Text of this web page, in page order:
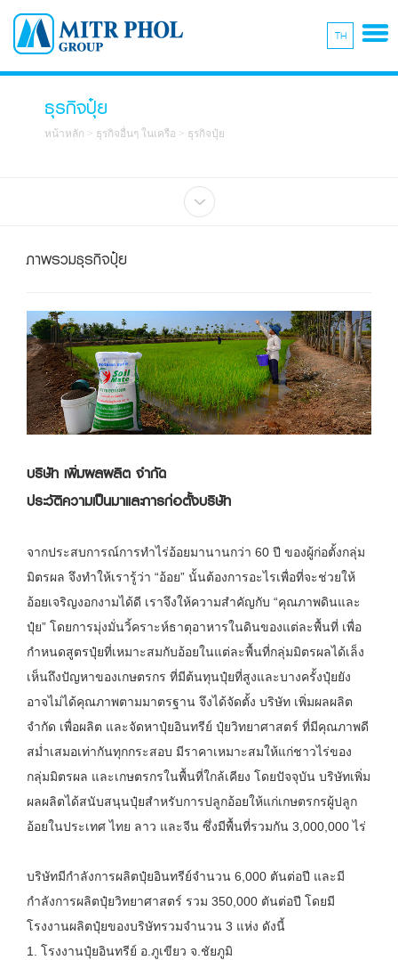
TH
ธุรกิจปุ๋ย
หน้าหลัก > ธุรกิจอื่นๆ ในเครือ > ธุรกิจปุ๋ย
ภาพรวมธุรกิจปุ๋ย
บริษัท เพิ่มผลผลิต จำกัด
ประวัติความเป็นมาและการก่อตั้งบริษัท
จากประสบการณ์การทำไร่อ้อยมานานกว่า 60 ปี ของผู้ก่อตั้งกลุ่ม
มิตรผล จึงทำให้เรารู้ว่า “อ้อย” นั้นต้องการอะไรเพื่อที่จะช่วยให้
อ้อยเจริญงอกงามได้ดี เราจึงให้ความสำคัญกับ “คุณภาพดินและ
ปุ๋ย” โดยการมุ่งมั่นวิ้คราะห์ธาตุอาหารในดินของแต่ละพื้นที่ เพื่อ
กำหนดสูตรปุ๋ยที่เหมาะสมกับอ้อยในแต่ละพื้นที่กลุ่มมิตรผลได้เล็ง
เห็นถึงปัญหาของเกษตรกร ที่มีต้นทุนปุ๋ยที่สูงและบางครั้งปุ๋ยยัง
อาจไม่ได้คุณภาพตามมาตรฐาน จึงได้จัดตั้ง บริษัท เพิ่มผลผลิต
จำกัด เพื่อผลิต และจัดหาปุ๋ยอินทรีย์ ปุ๋ยวิทยาศาสตร์ ที่มีคุณภาพดี
สม่ำเสมอเท่ากันทุกกระสอบ มีราคาเหมาะสมให้แก่ชาวไร่ของ
กลุ่มมิตรผล และเกษตรกรในพื้นที่ใกล้เคียง โดยปัจจุบัน บริษัทเพิ่ม
ผลผลิตได้สนับสนุนปุ๋ยสำหรับการปลูกอ้อยให้แก่เกษตรกรผู้ปลูก
อ้อยในประเทศ ไทย ลาว และจีน ซึ่งมีพื้นที่รวมกัน 3,000,000 ไร่
บริษัทมีกำลังการผลิตปุ๋ยอินทรีย์จำนวน 6,000 ตันต่อปี และมี
กำลังการผลิตปุ๋ยวิทยาศาสตร์ รวม 350,000 ตันต่อปี โดยมี
โรงงานผลิตปุ๋ยของบริษัทรวมจำนวน 3 แห่ง ดังนี้
1. โรงงานปุ๋ยอินทรีย์ อ.ภูเขียว จ.ชัยภูมิ